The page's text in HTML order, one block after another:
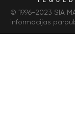
© 1996-2023 SIA
informācijas